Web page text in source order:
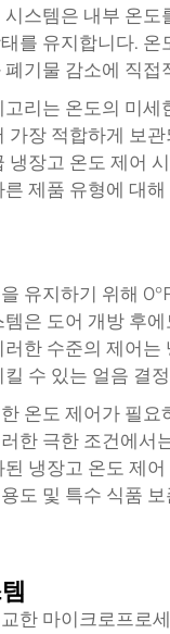
스템은 내부 온
를 유지합니다.
기물 감소에 직접
리는 온도의 미
장 적합하게 보
냉장고 온도 제어
제품 유형에 대
유지하기 위해
은 도어 개방 후
한 수준의 제어
수 있는 얼음 결
온도 제어가 필
한 극한 조건에서
냉장고 온도 제
도 및 특수 식품
한 마이크로프로